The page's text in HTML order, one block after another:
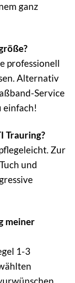
ganz
professionell
Alternativ
Service
einfach!
Trauring?
Zur
und
meiner
1-3